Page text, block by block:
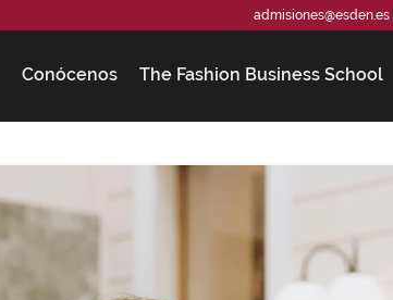
admisiones@esden.es|
Conócenos The Fashion Business School